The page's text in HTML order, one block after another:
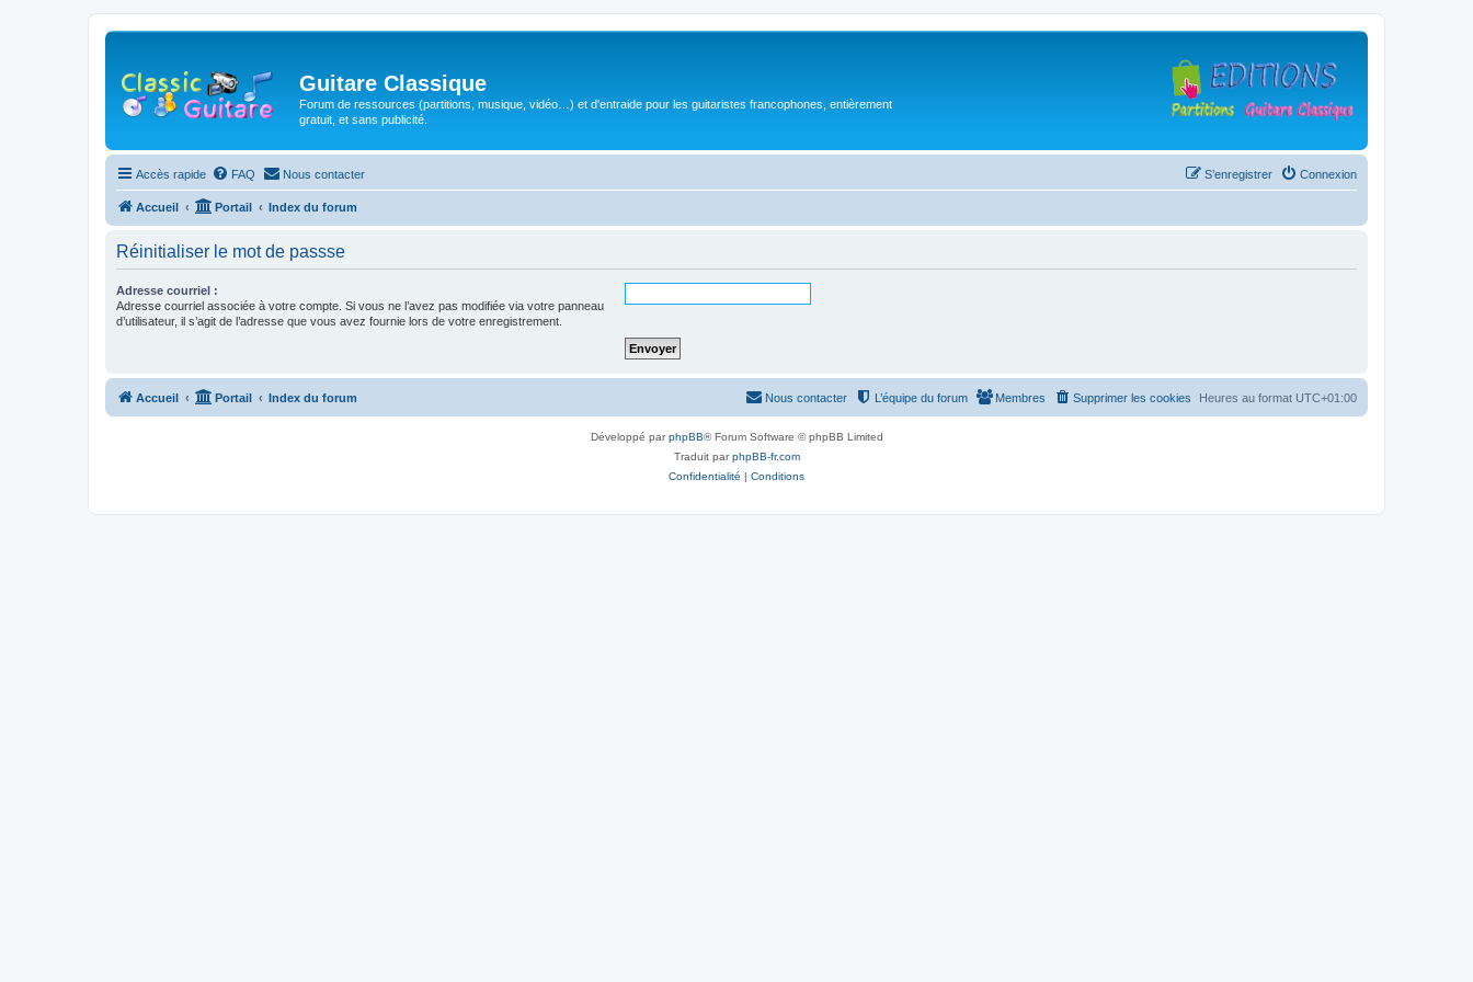
Guitare Classique
Forum de ressources (partitions, musique, vidéo…) et d'entraide pour les guitaristes francophones, entièrement
gratuit, et sans publicité.
Accès rapide FAQ Nous contacter Connexion
S’enregistrer
Accueil Portail Index du forum
Réinitialiser le mot de passse
Adresse courriel :
Adresse courriel associée à votre compte. Si vous ne l’avez pas modifiée via votre panneau
d’utilisateur, il s’agit de l’adresse que vous avez fournie lors de votre enregistrement.
Accueil Portail Index du forum Heures au format UTC+01:00
Supprimer les cookies
Membres
L’équipe du forum
Nous contacter
Développé parphpBB® Forum Software © phpBB Limited
Traduit parphpBB-fr.com
Confidentialité | Conditions